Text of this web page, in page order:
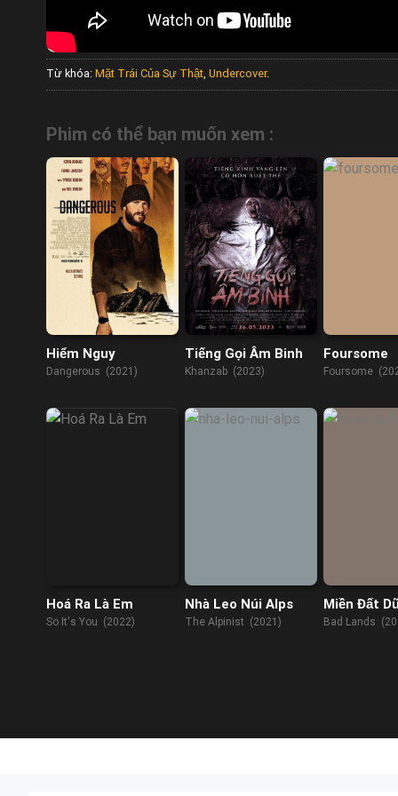
Từ khóa: Mặt Trái Của Sự Thật Undercover.
Phim có thể bạn muốn xem :
Hiểm Nguy
Dangerous (2021)
Tiếng Gọi Âm Binh
Khanzab (2023)
Foursome
Foursome
Hoá Ra Là Em
So It's You (2022)
Nhà Leo Núi Alps
The Alpinist (2021)
Miền Đất
Bad Lands